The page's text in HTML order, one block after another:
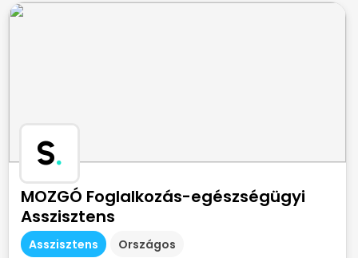
S.
MOZGÓ Foglalkozás-egészségügyi
Asszisztens
Asszisztens Országos